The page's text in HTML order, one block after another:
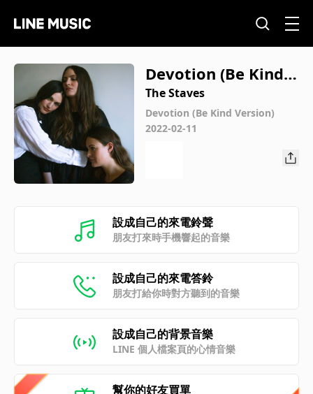
Devotion (Be Kind V
ersion)
The Staves
Devotion (Be Kind Version)
2022-02-11
設成自己的來電鈴聲
朋友打來時手機響起的音樂
設成自己的來電答鈴
朋友打給你時對方聽到的音樂
設成自己的背景音樂
LINE 個人檔案頁的心情音樂
幫你的好友買單